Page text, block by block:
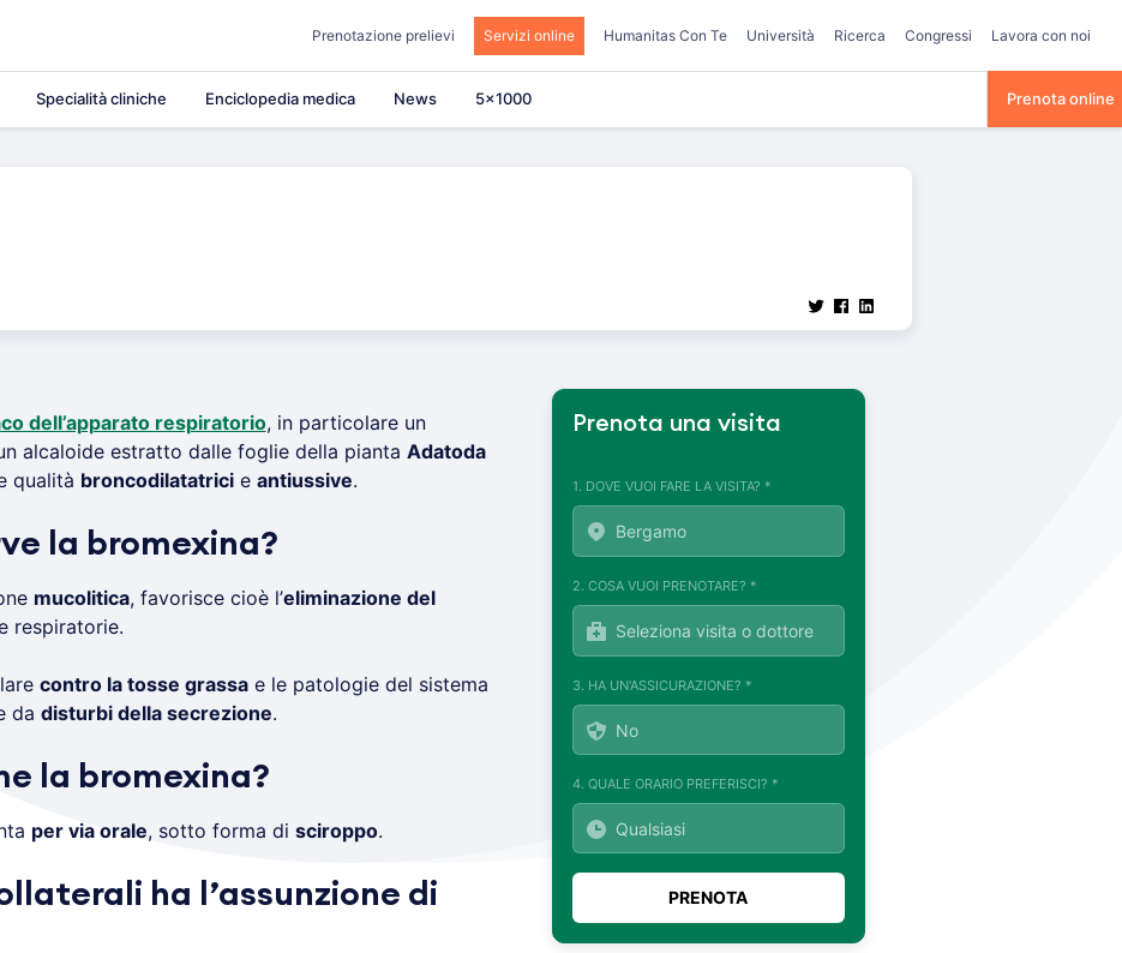
Prenotazione prelievi Servizi online Humanitas Con Te Università Ricerca Congressi Lavora con noi
Specialità cliniche Enciclopedia medica News 5×1000 Prenota online
dell’apparato respiratorio, in particolare un
alcaloide estratto dalle foglie della pianta Adatoda
qualità broncodilatatricie antiussive.
la bromexina?
mucolitica, favorisce cioè l’eliminazione del
respiratorie.
contro la tosse grassae le patologie del sistema
da disturbi della secrezione.
la bromexina?
per via orale, sotto forma di sciroppo.
ha l’assunzione di
Prenota una visita
1. DOVE VUOI FARE LA VISITA? *
2. COSA VUOI PRENOTARE? *
3. HA UN'ASSICURAZIONE? *
4. QUALE ORARIO PREFERISCI? *